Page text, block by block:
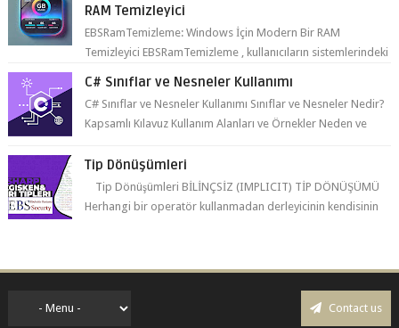
RAM Temizleyici
EBSRamTemizleme: Windows İçin Modern Bir RAM
Temizleyici EBSRamTemizleme , kullanıcıların sistemlerindeki
C# Sınıflar ve Nesneler Kullanımı
C# Sınıflar ve Nesneler Kullanımı Sınıflar ve Nesneler Nedir?
Kapsamlı Kılavuz Kullanım Alanları ve Örnekler Neden ve
Tip Dönüşümleri
Tip Dönüşümleri BİLİNÇSİZ (IMPLICIT) TİP DÖNÜŞÜMÜ
Herhangi bir operatör kullanmadan derleyicinin kendisinin
Contact us